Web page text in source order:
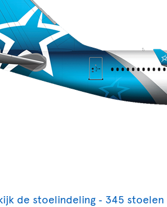
de stoelindeling ‐ 345 stoelen